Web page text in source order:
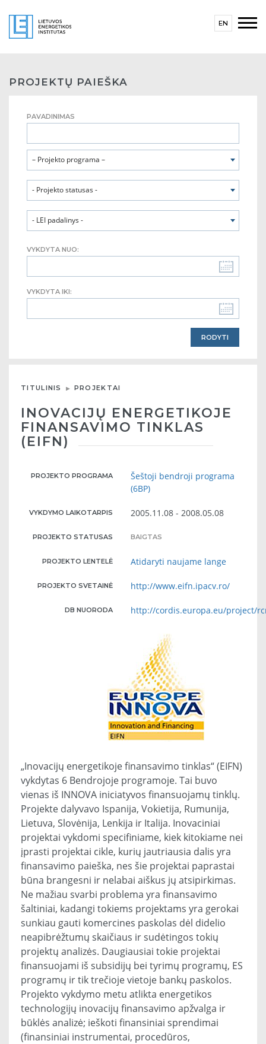
EN
PROJEKTŲ PAIEŠKA
PAVADINIMAS
– Projekto programa –
- Projekto statusas -
- LEI padalinys -
VYKDYTA NUO:
VYKDYTA IKI:
TITULINIS PROJEKTAI
INOVACIJŲ ENERGETIKOJE
FINANSAVIMO TINKLAS
(EIFN)
PROJEKTO PROGRAMA
Šeštoji bendroji programa
(6BP)
VYKDYMO LAIKOTARPIS 2005.11.08 - 2008.05.08
PROJEKTO STATUSAS BAIGTAS
PROJEKTO LENTELĖ Atidaryti naujame lange
PROJEKTO SVETAINĖ http://www.eifn.ipacv.ro/
DB NUORODA http://cordis.europa.eu/project/
„Inovacijų energetikoje finansavimo tinklas“ (EIFN)
vykdytas 6 Bendrojoje programoje. Tai buvo
vienas iš INNOVA iniciatyvos finansuojamų tinklų.
Projekte dalyvavo Ispanija, Vokietija, Rumunija,
Lietuva, Slovėnija, Lenkija ir Italija. Inovaciniai
projektai vykdomi specifiniame, kiek kitokiame nei
įprasti projektai cikle, kurių jautriausia dalis yra
finansavimo paieška, nes šie projektai paprastai
būna brangesni ir nelabai aiškus jų atsipirkimas.
Ne mažiau svarbi problema yra finansavimo
šaltiniai, kadangi tokiems projektams yra gerokai
sunkiau gauti komercines paskolas dėl didelio
neapibrėžtumų skaičiaus ir sudėtingos tokių
projektų analizės. Daugiausiai tokie projektai
finansuojami iš subsidijų bei tyrimų programų, ES
programų ir tik trečioje vietoje bankų paskolos.
Projekto vykdymo metu atlikta energetikos
technologijų inovacijų finansavimo apžvalga ir
būklės analizė; ieškoti finansiniai sprendimai
(finansiniai instrumentai, procedūros,